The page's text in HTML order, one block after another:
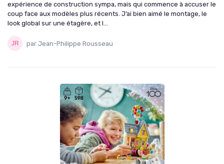
expérience de construction sympa, mais qui commence à accuser le
coup face aux modèles plus récents. J’ai bien aimé le montage, le
look global sur une étagère, et l...
par Jean-Philippe Rousseau